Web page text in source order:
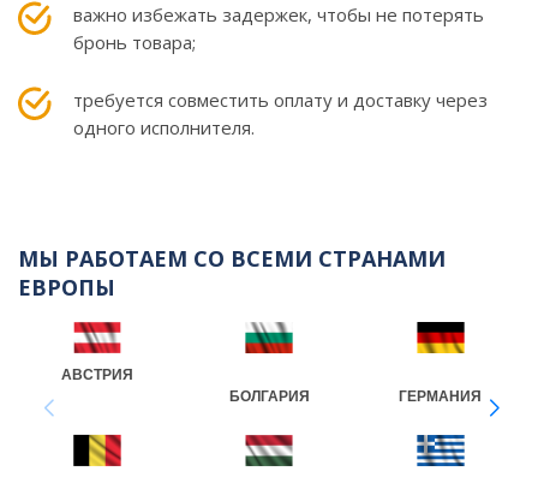
важно избежать задержек, чтобы не потерять
бронь товара;
требуется совместить оплату и доставку через
одного исполнителя.
МЫ РАБОТАЕМ СО ВСЕМИ СТРАНАМИ
ЕВРОПЫ
АВСТРИЯ
БОЛГАРИЯ ГЕРМАНИЯ